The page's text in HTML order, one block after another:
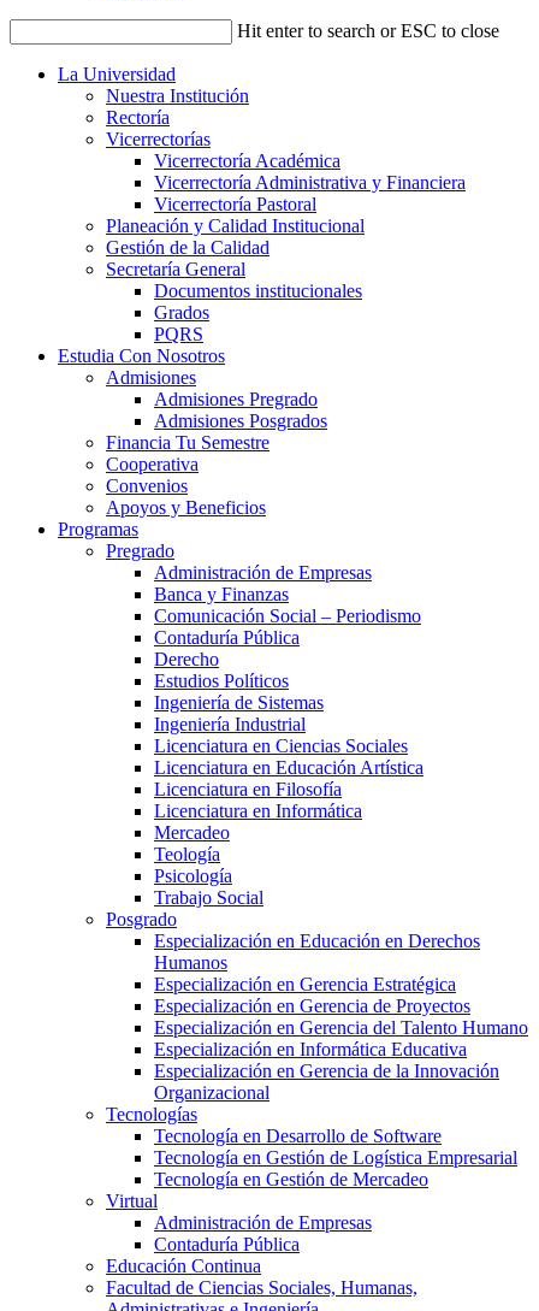
Hit enter to search or ESC to close
La Universidad
Nuestra Institución
Rectoría
Vicerrectorías
Vicerrectoría Académica
Vicerrectoría Administrativa y Financiera
Vicerrectoría Pastoral
Planeación y Calidad Institucional
Gestión de la Calidad
Secretaría General
Documentos institucionales
Grados
PQRS
Estudia Con Nosotros
Admisiones
Admisiones Pregrado
Admisiones Posgrados
Financia Tu Semestre
Cooperativa
Convenios
Apoyos y Beneficios
Programas
Pregrado
Administración de Empresas
Banca y Finanzas
Comunicación Social – Periodismo
Contaduría Pública
Derecho
Estudios Políticos
Ingeniería de Sistemas
Ingeniería Industrial
Licenciatura en Ciencias Sociales
Licenciatura en Educación Artística
Licenciatura en Filosofía
Licenciatura en Informática
Mercadeo
Teología
Psicología
Trabajo Social
Posgrado
Especialización en Educación en Derechos
Humanos
Especialización en Gerencia Estratégica
Especialización en Gerencia de Proyectos
Especialización en Gerencia del Talento Humano
Especialización en Informática Educativa
Especialización en Gerencia de la Innovación
Organizacional
Tecnologías
Tecnología en Desarrollo de Software
Tecnología en Gestión de Logística Empresarial
Tecnología en Gestión de Mercadeo
Virtual
Administración de Empresas
Contaduría Pública
Educación Continua
Facultad de Ciencias Sociales, Humanas,